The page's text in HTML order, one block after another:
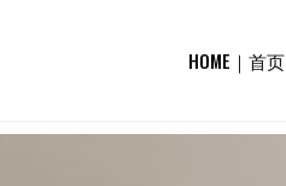
HOME｜首页